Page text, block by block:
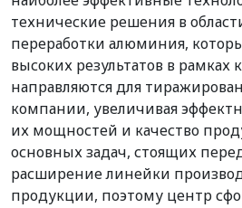
технические решения в
переработки алюминия,
высоких результатов в рамках
направляются для
компании, увеличивая
их мощностей и качество
основных задач, стоящих
расширение линейки
продукции, поэтому центр